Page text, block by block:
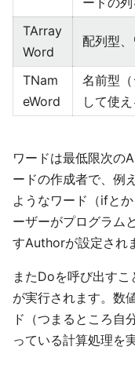
TArray
Word
配列型
TNam
eWord
名前型
して使
ワードは最低限次の
ードの作成者で、例
ようなワード（ifと
ーザーがプログラム
すAuthorが設定され
またDoを呼び出す
が実行されます。数
ド（つまるところ自
っている計算処理を